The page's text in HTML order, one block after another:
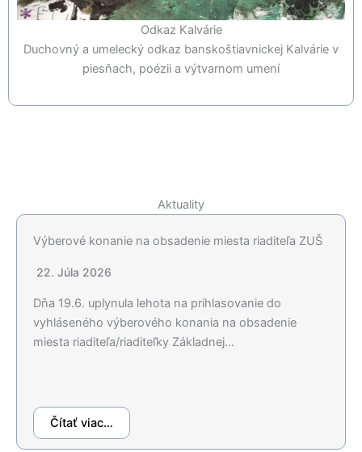
Odkaz Kalvárie
Duchovný a umelecký odkaz banskoštiavnickej Kalvárie v
piesňach, poézii a výtvarnom umení
Aktuality
Výberové konanie na obsadenie miesta riaditeľa ZUŠ
22. Júla 2026
Dňa 19.6. uplynula lehota na prihlasovanie do
vyhláseného výberového konania na obsadenie
miesta riaditeľa/riaditeľky Základnej…
Čítať viac…